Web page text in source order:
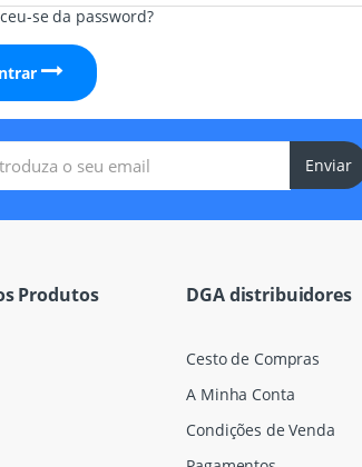
se da password?
Enviar
Produtos DGA distribuidores
Cesto de Compras
A Minha Conta
Condições de Venda